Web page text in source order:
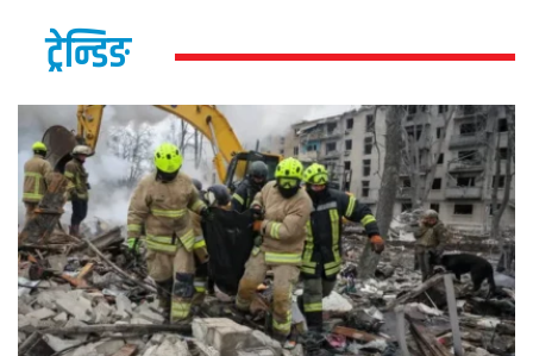
ट्रेन्डिङ